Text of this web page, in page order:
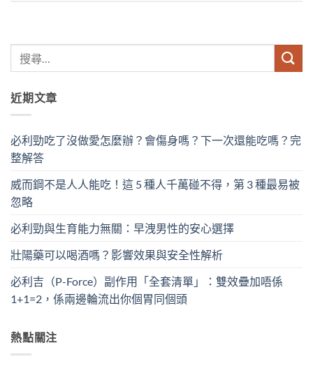
近期文章
必利勁吃了沒做愛怎麼辦？會傷身嗎？下一次還能吃嗎？完
整解答
威而鋼不是人人能吃！這 5 種人千萬碰不得，第 3 種最易被
忽略
必利勁與生育能力無關：早洩男性的安心選擇
壯陽藥可以喝酒嗎？影響效果與安全性解析
必利吉（P-Force）副作用「全套清單」：雙效疊加唔係
1+1=2，係兩邊輪流出你個胃同個頭
熱點關注